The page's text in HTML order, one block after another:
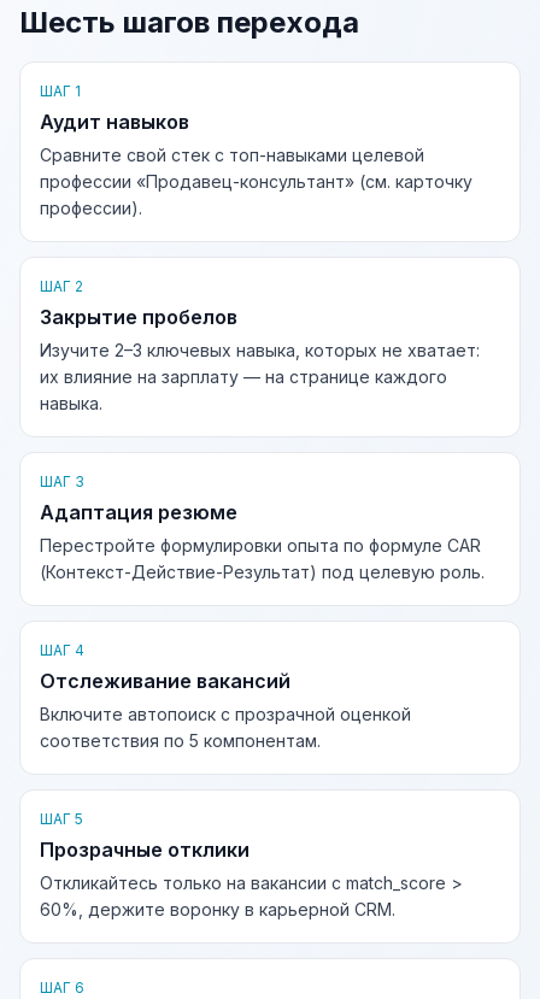
Шесть шагов перехода
ШАГ 1
Аудит навыков
Сравните свой стек с топ-навыками целевой
профессии «Продавец-консультант» (см. карточку
профессии).
ШАГ 2
Закрытие пробелов
Изучите 2–3 ключевых навыка, которых не хватает:
их влияние на зарплату — на странице каждого
навыка.
ШАГ 3
Адаптация резюме
Перестройте формулировки опыта по формуле CAR
(Контекст-Действие-Результат) под целевую роль.
ШАГ 4
Отслеживание вакансий
Включите автопоиск с прозрачной оценкой
соответствия по 5 компонентам.
ШАГ 5
Прозрачные отклики
Откликайтесь только на вакансии с match_score >
60%, держите воронку в карьерной CRM.
ШАГ 6